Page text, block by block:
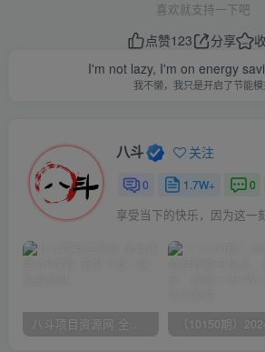
喜欢就支持一下吧
点赞123 分享
I'm not lazy, I'm on energy
我不懒，我只是开启了节能
八斗 关注
0 1.7W+ 0
享受当下的快乐，因为这一
八斗项目资源网 全网正品VIP课程 无损下载~